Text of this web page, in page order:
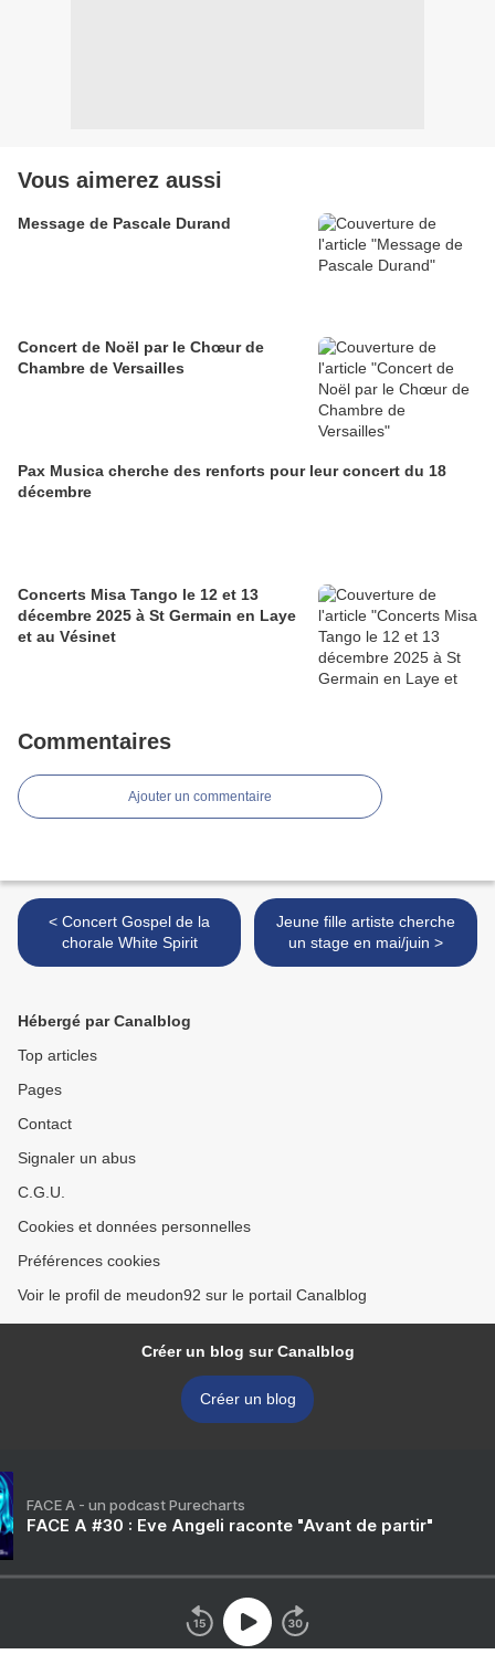
Vous aimerez aussi
Message de Pascale Durand
Concert de Noël par le Chœur de
Chambre de Versailles
Pax Musica cherche des renforts pour leur concert du 18
décembre
Concerts Misa Tango le 12 et 13
décembre 2025 à St Germain en Laye
et au Vésinet
Commentaires
Ajouter un commentaire
< Concert Gospel de la
chorale White Spirit
Jeune fille artiste cherche
un stage en mai/juin >
Hébergé par Canalblog
Top articles
Pages
Contact
Signaler un abus
C.G.U.
Cookies et données personnelles
Préférences cookies
Voir le profil de meudon92 sur le portail Canalblog
Créer un blog sur Canalblog
Créer un blog
FACE A - un podcast Purecharts
FACE A #30 : Eve Angeli raconte "Avant de partir"